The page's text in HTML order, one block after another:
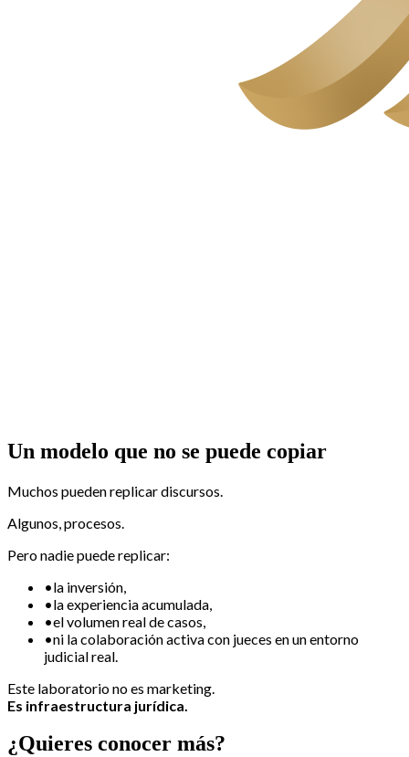
Un modelo que no se puede copiar
Muchos pueden replicar discursos.
Algunos, procesos.
Pero nadie puede replicar:
•la inversión,
•la experiencia acumulada,
•el volumen real de casos,
•ni la colaboración activa con jueces en un entorno
judicial real.
Este laboratorio no es marketing.
Es infraestructura jurídica.
¿Quieres conocer más?